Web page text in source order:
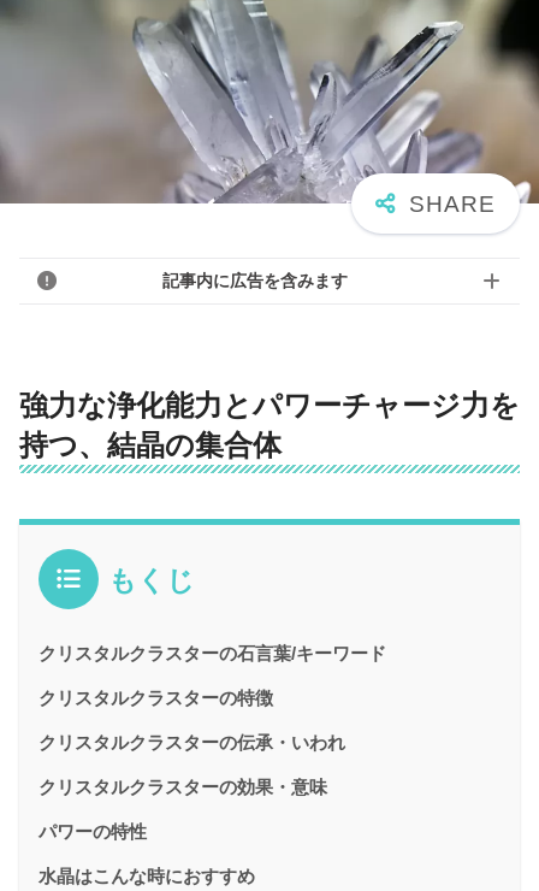
記事内に広告を含みます
強力な浄化能力とパワーチャージ力を
持つ、結晶の集合体
もくじ
クリスタルクラスターの石言葉/キーワード
クリスタルクラスターの特徴
クリスタルクラスターの伝承・いわれ
クリスタルクラスターの効果・意味
パワーの特性
水晶はこんな時におすすめ